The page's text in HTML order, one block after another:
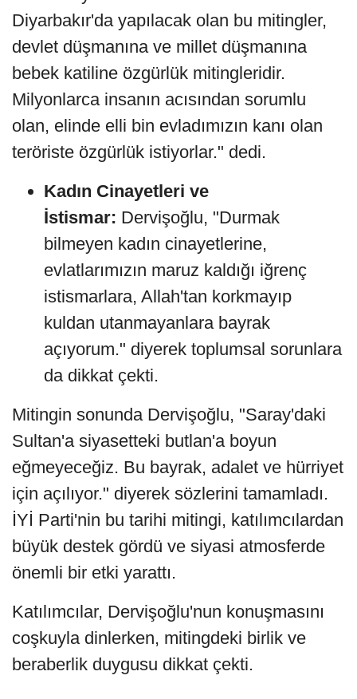
Diyarbakır'da yapılacak olan bu mitingler,
devlet düşmanına ve millet düşmanına
bebek katiline özgürlük mitingleridir.
Milyonlarca insanın acısından sorumlu
olan, elinde elli bin evladımızın kanı olan
teröriste özgürlük istiyorlar." dedi.
Kadın Cinayetleri ve
İstismar: Dervişoğlu, "Durmak
bilmeyen kadın cinayetlerine,
evlatlarımızın maruz kaldığı iğrenç
istismarlara, Allah'tan korkmayıp
kuldan utanmayanlara bayrak
açıyorum." diyerek toplumsal sorunlara
da dikkat çekti.
Mitingin sonunda Dervişoğlu, "Saray'daki
Sultan'a siyasetteki butlan'a boyun
eğmeyeceğiz. Bu bayrak, adalet ve hürriyet
için açılıyor." diyerek sözlerini tamamladı.
İYİ Parti'nin bu tarihi mitingi, katılımcılardan
büyük destek gördü ve siyasi atmosferde
önemli bir etki yarattı.
Katılımcılar, Dervişoğlu'nun konuşmasını
coşkuyla dinlerken, mitingdeki birlik ve
beraberlik duygusu dikkat çekti.